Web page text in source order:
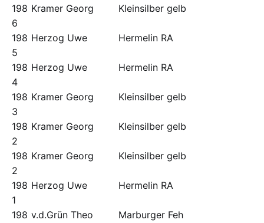
198
6
Kramer Georg Kleinsilber gelb
198
5
Herzog Uwe Hermelin RA
198
4
Herzog Uwe Hermelin RA
198
3
Kramer Georg Kleinsilber gelb
198
2
Kramer Georg Kleinsilber gelb
198
2
Kramer Georg Kleinsilber gelb
198
1
Herzog Uwe Hermelin RA
198 v.d.Grün Theo Marburger Feh